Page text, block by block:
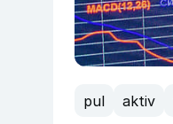
pul aktiv